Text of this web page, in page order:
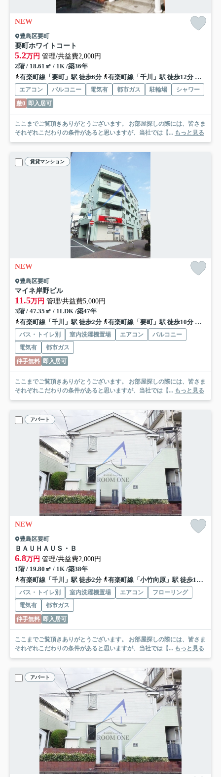
NEW
豊島区要町
要町ホワイトコート
5.2万円 管理/共益費2,000円
2階 / 18.61㎡ / 1K /築36年
有楽町線「要町」駅 徒歩6分
有楽町線「千川」駅 徒歩12分 西武池
エアコン バルコニー 電気有 都市ガス 駐輪場
シャワー
敷0 即入居可
ここまでご覧頂きありがとうございます。 お部屋探しの際には、皆さま
それぞれこだわりの条件があると思いますが、当社では【... もっと見る
賃貸マンション
NEW
豊島区要町
マイネ岸野ビル
11.5万円 管理/共益費5,000円
3階 / 47.35㎡ / 1LDK /築47年
有楽町線「千川」駅 徒歩2分
有楽町線「要町」駅 徒歩10分 西武池
バス・トイレ別 室内洗濯機置場 エアコン
バルコニー
電気有
都市ガス
仲手無料 即入居可
ここまでご覧頂きありがとうございます。 お部屋探しの際には、皆さま
それぞれこだわりの条件があると思いますが、当社では【... もっと見る
アパート
NEW
豊島区要町
ＢＡＵＨＡＵＳ・Ｂ
6.8万円 管理/共益費2,000円
1階 / 19.80㎡ / 1K /築38年
有楽町線「千川」駅 徒歩2分
有楽町線「小竹向原」駅 徒歩15分
バス・トイレ別 室内洗濯機置場 エアコン
フローリング
電気有
都市ガス
仲手無料 即入居可
ここまでご覧頂きありがとうございます。 お部屋探しの際には、皆さま
それぞれこだわりの条件があると思いますが、当社では【... もっと見る
アパート